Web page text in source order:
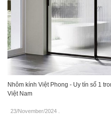
Nhôm kính Việt Phong - Uy tín số 1
Việt Nam
23/November/2024